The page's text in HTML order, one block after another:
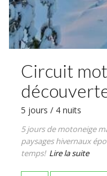
Circuit
5 jours / 4 nuits
5 jours de motoneige
paysages hivernaux
temps! Lire la suite